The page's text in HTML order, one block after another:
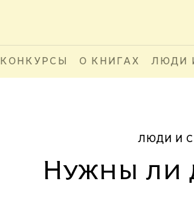
КОНКУРСЫ О КНИГАХ ЛЮДИ
ЛЮДИ И
Нужны ли